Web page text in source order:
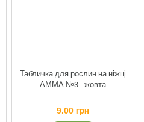
Табличка для рослин на ніжці
АММА №3 - жовта
9.00 грн